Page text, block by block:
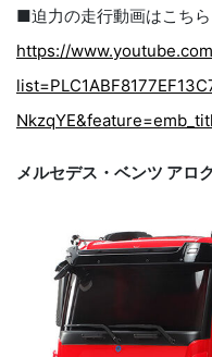
■迫力の走行動画はこちら
https://
メルセデス・ベンツ ア